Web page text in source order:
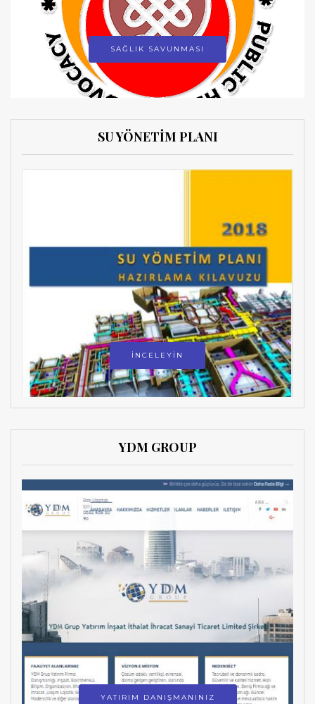
SAĞLIK SAVUNMASI
SU YÖNETİM PLANI
İNCELEYİN
YDM GROUP
YATIRIM DANIŞMANINIZ